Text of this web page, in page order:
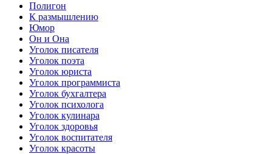
Полигон
К размышлению
Юмор
Он и Она
Уголок писателя
Уголок поэта
Уголок юриста
Уголок программиста
Уголок бухгалтера
Уголок психолога
Уголок кулинара
Уголок здоровья
Уголок воспитателя
Уголок красоты